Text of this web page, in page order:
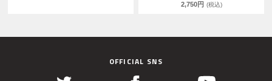
2,750円 (税込)
OFFICIAL SNS